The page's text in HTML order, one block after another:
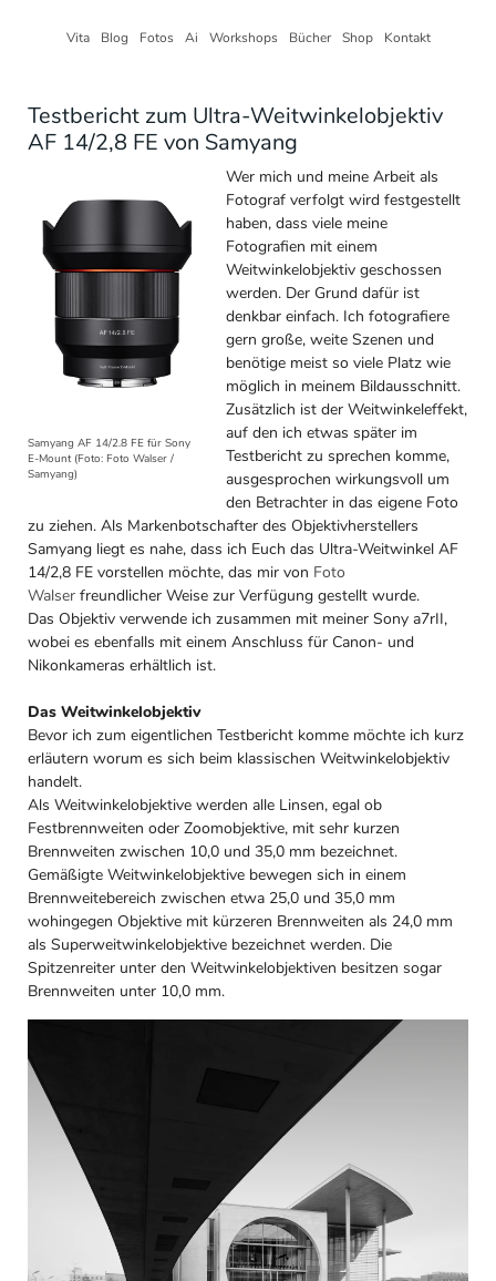
Vita Blog Fotos Ai Workshops Bücher Shop Kontakt
Testbericht zum Ultra-Weitwinkelobjektiv
AF 14/2,8 FE von Samyang
Samyang AF 14/2.8 FE für Sony
E-Mount (Foto: Foto Walser /
Samyang)
Wer mich und meine Arbeit als
Fotograf verfolgt wird festgestellt
haben, dass viele meine
Fotografien mit einem
Weitwinkelobjektiv geschossen
werden. Der Grund dafür ist
denkbar einfach. Ich fotografiere
gern große, weite Szenen und
benötige meist so viele Platz wie
möglich in meinem Bildausschnitt.
Zusätzlich ist der Weitwinkeleffekt,
auf den ich etwas später im
Testbericht zu sprechen komme,
ausgesprochen wirkungsvoll um
den Betrachter in das eigene Foto
zu ziehen. Als Markenbotschafter des Objektivherstellers
Samyang liegt es nahe, dass ich Euch das Ultra-Weitwinkel AF
14/2,8 FE vorstellen möchte, das mir von Foto
Walser freundlicher Weise zur Verfügung gestellt wurde.
Das Objektiv verwende ich zusammen mit meiner Sony a7rII,
wobei es ebenfalls mit einem Anschluss für Canon- und
Nikonkameras erhältlich ist.
Das Weitwinkelobjektiv
Bevor ich zum eigentlichen Testbericht komme möchte ich kurz
erläutern worum es sich beim klassischen Weitwinkelobjektiv
handelt.
Als Weitwinkelobjektive werden alle Linsen, egal ob
Festbrennweiten oder Zoomobjektive, mit sehr kurzen
Brennweiten zwischen 10,0 und 35,0 mm bezeichnet.
Gemäßigte Weitwinkelobjektive bewegen sich in einem
Brennweitebereich zwischen etwa 25,0 und 35,0 mm
wohingegen Objektive mit kürzeren Brennweiten als 24,0 mm
als Superweitwinkelobjektive bezeichnet werden. Die
Spitzenreiter unter den Weitwinkelobjektiven besitzen sogar
Brennweiten unter 10,0 mm.